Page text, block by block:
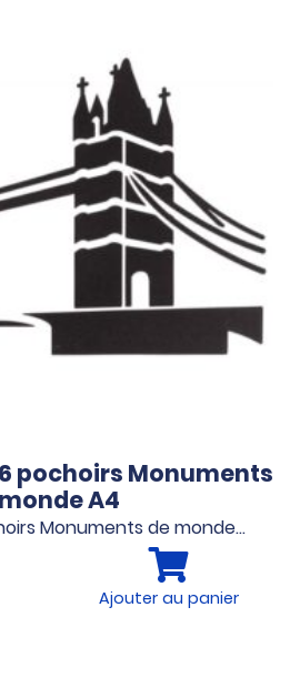
pochoirs Monuments
A4
Monuments de monde…
Ajouter au panier